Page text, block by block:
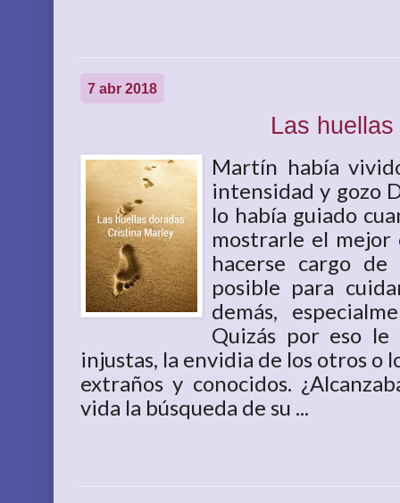
7 abr 2018
Las
Martín había
intensidad y gozo
lo había guiado
mostrarle el mejor
hacerse cargo
posible para
demás,
Quizás por eso le
injustas, la envidia de los otros o
extraños y conocidos.
vida la búsqueda de su ...